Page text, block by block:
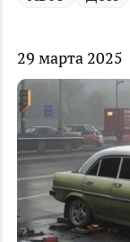
29 марта 2025